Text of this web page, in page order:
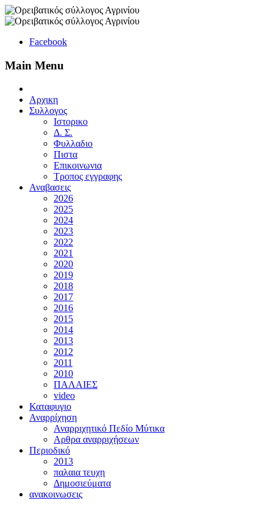
Facebook
Main Menu
Αρχικη
Συλλογος
Ιστορικο
Δ. Σ.
Φυλλαδιο
Πιστα
Επικοινωνια
Τροπος εγγραφης
Αναβασεις
2026
2025
2024
2023
2022
2021
2020
2019
2018
2017
2016
2015
2014
2013
2012
2011
2010
ΠΑΛΑΙΕΣ
video
Καταφυγιο
Αναρρίχηση
Αναρριχητικό Πεδίο Μύτικα
Αρθρα αναρριχήσεων
Περιοδικό
2013
παλαια τευχη
Δημοσιεύματα
ανακοινωσεις